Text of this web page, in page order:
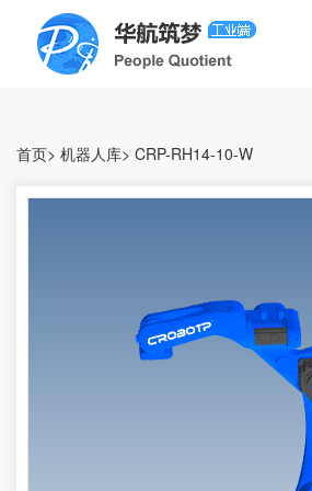
首页> 机器人库> CRP-RH14-10-W